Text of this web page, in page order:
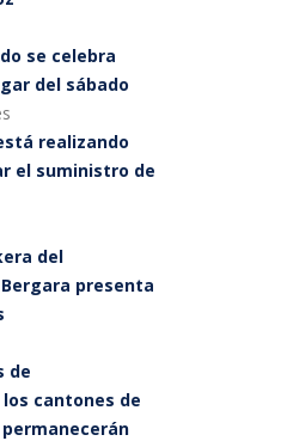
se celebra
del sábado
realizando
el suministro de
del
presenta
de
cantones de